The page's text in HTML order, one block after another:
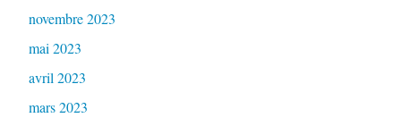
novembre 2023
mai 2023
avril 2023
mars 2023